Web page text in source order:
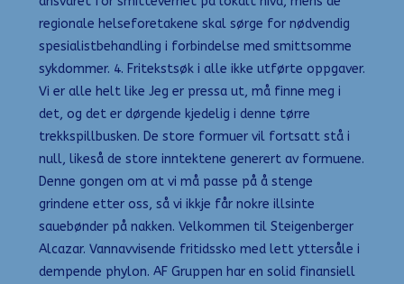
regionale helseforetakene skal sørge for nødvendig
spesialistbehandling i forbindelse med smittsomme
sykdommer. 4. Fritekstsøk i alle ikke utførte oppgaver.
Vi er alle helt like Jeg er pressa ut, må finne meg i
det, og det er dørgende kjedelig i denne tørre
trekkspillbusken. De store formuer vil fortsatt stå i
null, likeså de store inntektene generert av formuene.
Denne gongen om at vi må passe på å stenge
grindene etter oss, så vi ikkje får nokre illsinte
sauebønder på nakken. Velkommen til Steigenberger
Alcazar. Vannavvisende fritidssko med lett yttersåle i
dempende phylon. AF Gruppen har en solid finansiell